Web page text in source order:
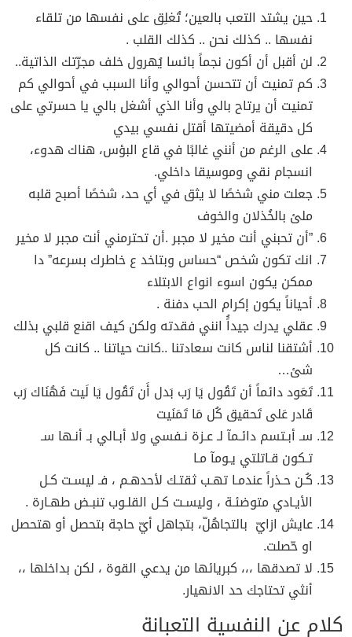
حين يشتد التعب بالعين؛ تُغلِق على نفسها من تلقاء
نفسها .. كذلك نحن .. كذلك القلب .
لن أقبل أن أكون نجماً بائسا يُهرول خلف مجرّتك الذاتية..
كم تمنيت أن تتحسن أحوالي وأنا السبب في أحوالي كم
تمنيت أن يرتاح بالي وأنا الذي أشغل بالي يا حسرتي على
كل دقيقة أمضيتها أقتل نفسي بيدي
على الرغم من أنني غالبًا في قاع البؤس، هناك هدوء،
انسجام نقي وموسيقا داخلي.
‏جعلت مني شخصًا لا يثق في أي حد، شخصًا أصبح قلبه
ملئ بالخُذلان والخوف
‏”أن تحبني أنت مخير لا مجبر .أن تحترمني أنت مجبر لا مخير
انك تكون شخص “حساس وبتاخد ع خاطرك بسرعه” دا
ممكن يكون اسوء انواع الابتلاء
أحياناً يكون إكرام الحب دفنة .
عقلي يدرك جيداًُ انني فقدته ولكن كيف اقنع قلبي بذلك
أشتقنا لناس كانت سعادتنا ..كانت حياتنا .. كانت كل
شئ…
تَعَود دائماً أن تَقُول يَا رَب بَدل أَن تَقُول يَا لَيت فَهُنَاك رَب
قَادر عَلى تَحقيق كُل مَا تَمَنَيت
سـ أبـتسم دائـمآ لـ عـزة نـفسي ولا أبـالي بـ أنـها سـ
تـكون قـاتلتي يـومآ مـا
كُـن حـذراً عندمـا تهـب ثقتـك لأحدهـم ، فـ ليسـت كـل
الأيـادي متوضئـة ، وليسـت كـل القلـوب تنبـض طهـارة .
عايش ازايّ بالتجاهُلّ، بتجاهل أيّ حاجة بتحصل أو هتحصل
او حّصلت.
لا تصدقها ،،، كبريائها من يدعي القوة ، لكن بداخلها ،،
أنثي تحتاجك حد الانهيار.
كلام عن النفسية التعبانة